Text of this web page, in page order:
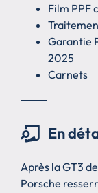
Film PPF
Garantie
2025
Carnets
En
Après la GT3
Porsche